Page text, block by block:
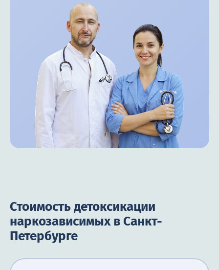
Стоимость детоксикации
наркозависимых в Санкт-
Петербурге